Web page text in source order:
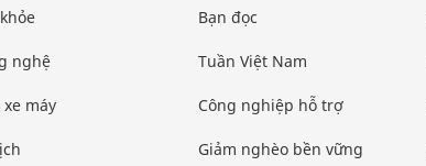
nghệ
xe máy
Bạn đọc
Tuần Việt Nam
Công nghiệp hỗ trợ
Giảm nghèo bền vững